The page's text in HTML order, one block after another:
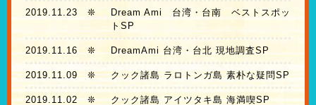
2019.11.23 ❊
Dream Ami 台湾・台南 ベストスポッ
トSP
2019.11.16 ❊ DreamAmi 台湾・台北 現地調査SP
2019.11.09❊ クック諸島 ラロトンガ島 素朴な疑問SP
2019.11.02❊ クック諸島 アイツタキ島 海満喫SP